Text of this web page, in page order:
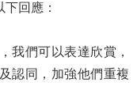
回應：
我們可以表達欣賞，
認同，加強他們重複